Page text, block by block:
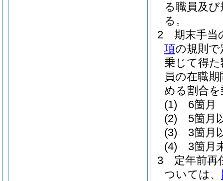
る職員及
る。
2
期末手当
項の規則
乗じて得
員の在職期
める割合
(1)
6箇月
(2)
5箇月
(3)
3箇月
(4)
3箇月
3
定年前再
ついては、